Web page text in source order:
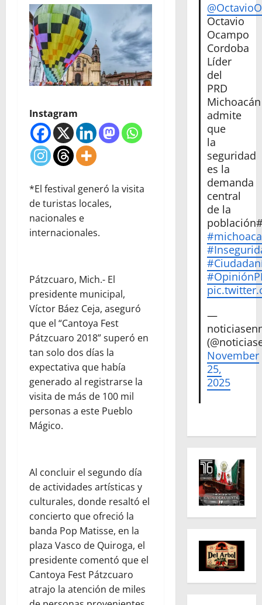
Instagram
*El festival generó la visita
de turistas locales,
nacionales e
internacionales.
Pátzcuaro, Mich.- El
presidente municipal,
Víctor Báez Ceja, aseguró
que el “Cantoya Fest
Pátzcuaro 2018” superó en
tan solo dos días la
expectativa que había
generado al registrarse la
visita de más de 100 mil
personas a este Pueblo
Mágico.
Al concluir el segundo día
de actividades artísticas y
culturales, donde resaltó el
concierto que ofreció la
banda Pop Matisse, en la
plaza Vasco de Quiroga, el
presidente comentó que el
Cantoya Fest Pátzcuaro
atrajo la atención de miles
Octavio
Ocampo
Cordoba
Líder
del
PRD
Michoacán
admite
que
la
seguridad
es la
demanda
central
de la
—
November
25,
2025